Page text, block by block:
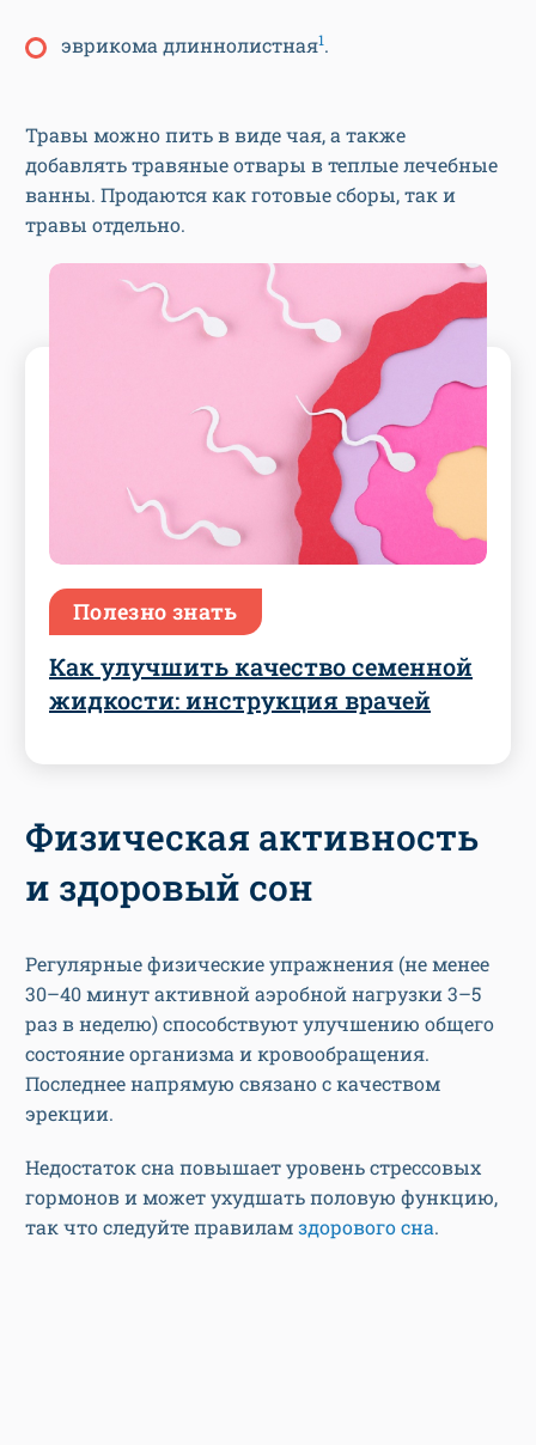
эврикома длиннолистная1.
Травы можно пить в виде чая, а также
добавлять травяные отвары в теплые лечебные
ванны. Продаются как готовые сборы, так и
травы отдельно.
Полезно знать
Как улучшить качество семенной
жидкости: инструкция врачей
Физическая активность
и здоровый сон
Регулярные физические упражнения (не менее
30–40 минут активной аэробной нагрузки 3–5
раз в неделю) способствуют улучшению общего
состояние организма и кровообращения.
Последнее напрямую связано с качеством
эрекции.
Недостаток сна повышает уровень стрессовых
гормонов и может ухудшать половую функцию,
так что следуйте правиламздорового сна.